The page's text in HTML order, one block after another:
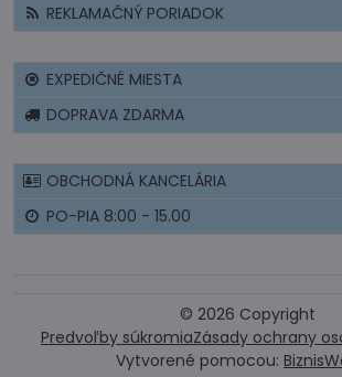
REKLAMAČNÝ PORIADOK
EXPEDIČNÉ MIESTA
DOPRAVA ZDARMA
OBCHODNÁ KANCELÁRIA
PO-PIA 8:00 - 15.00
© 2026 Copyright
Predvoľby súkromiaZásady ochrany
Vytvorené pomocou: